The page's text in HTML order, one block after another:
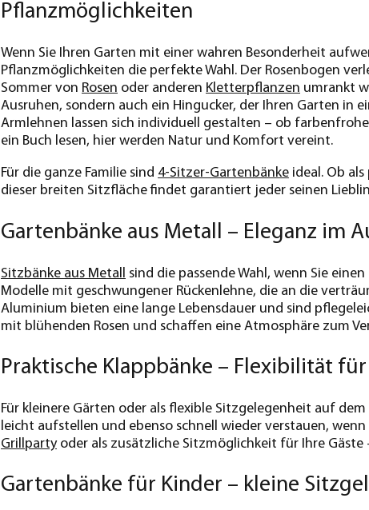
Pflanzmöglichkeiten
Wenn Sie Ihren Garten mit einer wahren Besonderheit
Pflanzmöglichkeiten die perfekte Wahl. Der Rosenbogen
Sommer von Rosen oder anderen Kletterpflanzen umrankt
Ausruhen, sondern auch ein Hingucker, der Ihren Garten in
Armlehnen lassen sich individuell gestalten – ob farbenfrohe
ein Buch lesen, hier werden Natur und Komfort vereint.
Für die ganze Familie sind 4-Sitzer-Gartenbänke ideal. Ob
dieser breiten Sitzfläche findet garantiert jeder seinen
Gartenbänke aus Metall – Eleganz im
Sitzbänke aus Metall
sind die passende Wahl, wenn Sie
Modelle mit geschwungener Rückenlehne, die an die
Aluminium bieten eine lange Lebensdauer und sind
mit blühenden Rosen und schaffen eine Atmosphäre zum
Praktische Klappbänke – Flexibilität für
Für kleinere Gärten oder als flexible Sitzgelegenheit auf
leicht aufstellen und ebenso schnell wieder verstauen,
Grillpartyoder als zusätzliche Sitzmöglichkeit für Ihre
Gartenbänke für Kinder – kleine